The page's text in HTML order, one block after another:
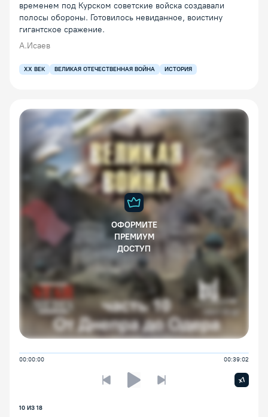
временем под Курском советские войска создавали
полосы обороны. Готовилось невиданное, воистину
гигантское сражение.
А.Исаев
XX ВЕК ВЕЛИКАЯ ОТЕЧЕСТВЕННАЯ ВОЙНА ИСТОРИЯ
ОФОРМИТЕ
ПРЕМИУМ
ДОСТУП
00:00:00 00:39:02
Предыдущая лекцияСледующая лекция
x1
10 ИЗ 18